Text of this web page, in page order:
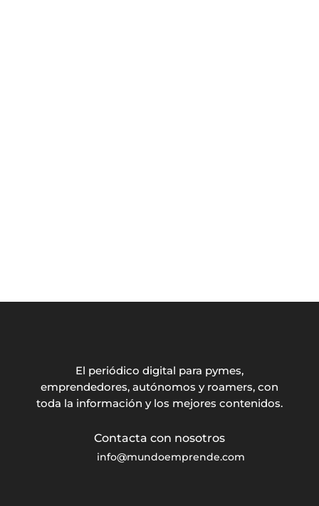
El periódico digital para pymes,
emprendedores, autónomos y roamers, con
toda la información y los mejores contenidos.
info@mundoemprende.com